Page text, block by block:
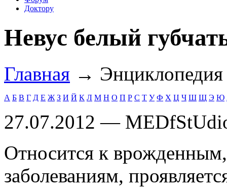
Доктору
Невус белый
Главная →
А Б В Г Д Е Ж З И Й К Л М Н О П Р С Т У Ф Х Ц Ч Ш Щ Э Ю
27.07.2012 —
Относится к
заболеваниям,